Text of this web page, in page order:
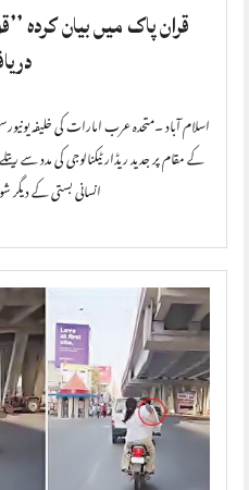
قران پاک میں بیان کردہ
اسلام آباد ۔متحدہ عرب امارات کی خلیفہ
کے مقام پر جدید ریڈار ٹیکنالوجی کی مدد سے
انسانی بستی کے دیگر